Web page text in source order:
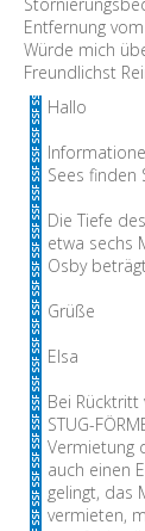
Entfernung
Würde mich
Freundlichst
Hallo
Sees finden
Die Tiefe
etwa sechs
Osby
Grüße
Elsa
Bei Rücktritt
STUG-
Vermietung
auch einen
gelingt, das
vermieten,